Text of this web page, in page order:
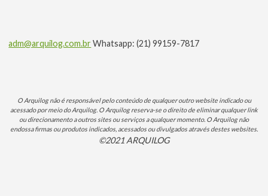
adm@arquilog.com.brWhatsapp: (21) 99159-7817
O Arquilog não é responsável pelo conteúdo de qualquer outro website indicado ou
acessado por meio do Arquilog. O Arquilog reserva-se o direito de eliminar qualquer link
ou direcionamento a outros sites ou serviços a qualquer momento. O Arquilog não
endossa firmas ou produtos indicados, acessados ou divulgados através destes websites.
©2021 ARQUILOG